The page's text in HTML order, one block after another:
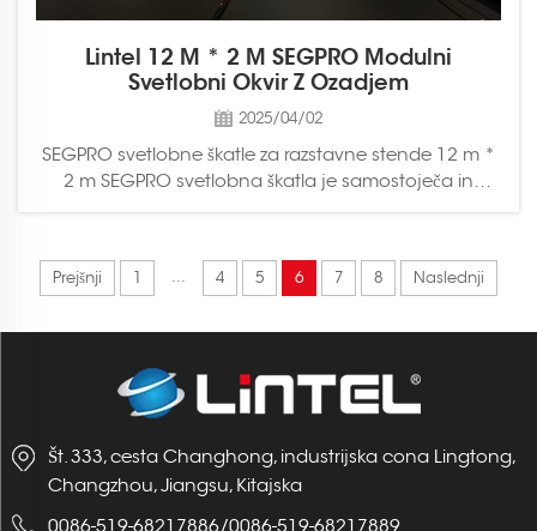
Lintel 12 M * 2 M SEGPRO Modulni
Svetlobni Okvir Z Ozadjem
2025/04/02
SEGPRO svetlobne škatle za razstavne stende 12 m *
2 m SEGPRO svetlobna škatla je samostoječa in
konference, promocijske in marketing akcije ter vse
druge prostore, kjer jo...
Prejšnji 1 ... 4 5 6 7 8 Naslednji
Št. 333, cesta Changhong, industrijska cona Lingtong,
Changzhou, Jiangsu, Kitajska
0086-519-68217886/0086-519-68217889